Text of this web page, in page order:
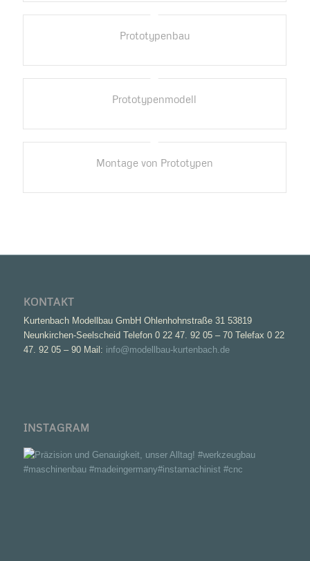
Prototypenbau
Prototypenmodell
Montage von Prototypen
KONTAKT
Kurtenbach Modellbau GmbH Ohlenhohnstraße 31 53819
Neunkirchen-Seelscheid Telefon 0 22 47. 92 05 – 70 Telefax 0 22
47. 92 05 – 90 Mail: info@modellbau-kurtenbach.de
INSTAGRAM